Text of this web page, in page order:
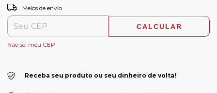
Entregas para o CEP:
Meios de envio
CALCULAR
Não sei meu CEP
Receba seu produto ou seu dinheiro de volta!